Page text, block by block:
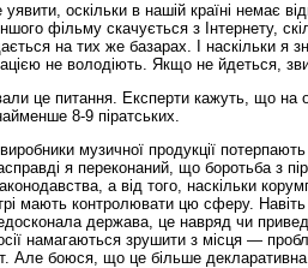
оскільки в нашій країні немає
фільму скачується з Інтернету,
на тих же базарах. І наскільки я
не володіють. Якщо не йдеться,
це питання. Експерти кажуть, що на
8-9 піратських.
музичної продукції
я переконаний, що боротьба з
а від того, наскільки
мають контролювати цю сферу.
держава, це навряд чи
намагаються зрушити з місця —
Але боюся, що це більше декларативна